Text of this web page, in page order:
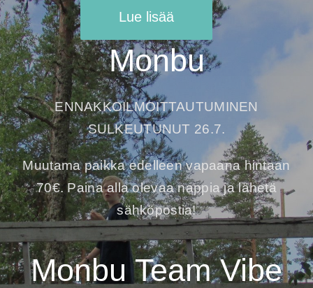
Lue lisää
Monbu
ENNAKKOILMOITTAUTUMINEN
SULKEUTUNUT 26.7.
Muutama paikka edelleen vapaana hintaan
70€. Paina alla olevaa nappia ja lähetä
sähköpostia!
Monbu Team Vibe